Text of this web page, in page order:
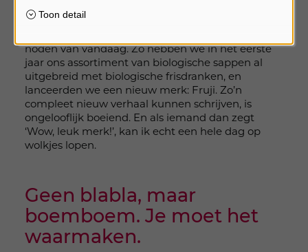
niet van nul hoef te beginnen. Het is een
onderneming die al ergens staat, maar waar ik
noden van vandaag. Zo hebben we in het eerste
jaar ons assortiment van biologische sappen al
uitgebreid met biologische frisdranken, en
lanceerden we een nieuw merk: Fruji. Zo’n
compleet nieuw verhaal kunnen schrijven, is
ongelooflijk boeiend. En als iemand dan zegt
‘Wow, leuk merk!’, kan ik echt een hele dag op
wolkjes lopen.
Geen blabla, maar
boemboem. Je moet het
waarmaken.